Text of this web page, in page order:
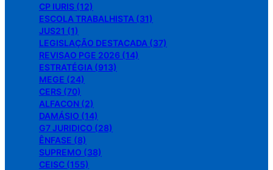
CP IURIS (12)
ESCOLA TRABALHISTA (31)
JUS21 (1)
LEGISLAÇÃO DESTACADA (37)
REVISAO PGE 2026 (14)
ESTRATÉGIA (913)
MEGE (24)
CERS (70)
ALFACON (2)
DAMÁSIO (14)
G7 JURIDICO (28)
ÊNFASE (8)
SUPREMO (38)
CEISC (155)